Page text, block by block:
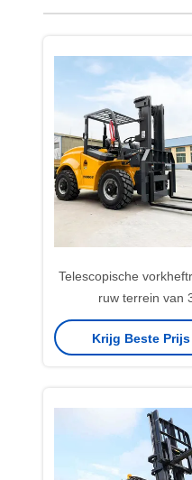
Telescopische
ruw terrein van
Krijg Beste Prijs